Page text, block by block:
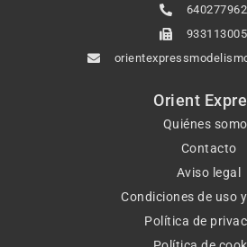
640277962
933113005
Orient
Quiénes
Contacto
Aviso legal
Condiciones de uso
Política de